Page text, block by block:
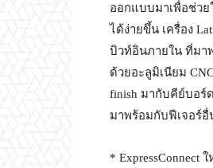
ออกแบบมาเพื่อช่ว
ได้ง่ายขึ้น เครื่อง
บิวท์อินภายใน ที่มาพ
ด้วยอะลูมิเนียม
finish มากับคีย์บอร์
มาพร้อมกับฟีเจอร์อื่
*